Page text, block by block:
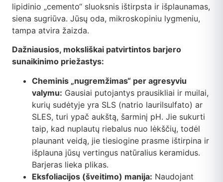
lipidinio „cemento“ sluoksnis ištirpsta ir išplaunamas,
siena sugriūva. Jūsų oda, mikroskopiniu lygmeniu,
tampa atvira žaizda.
Dažniausios, moksliškai patvirtintos barjero
sunaikinimo priežastys:
Cheminis „nugremžimas“ per agresyviu
valymu: Gausiai putojantys prausikliai ir muilai,
kurių sudėtyje yra SLS (natrio laurilsulfato) ar
SLES, turi ypač aukštą, šarminį pH. Jie sukurti
taip, kad nuplautų riebalus nuo lėkščių, todėl
plaunant veidą, jie tiesiogine prasme ištirpina ir
išplauna jūsų vertingus natūralius keramidus.
Barjeras lieka plikas.
Eksfoliacijos (šveitimo) manija: Naudojant